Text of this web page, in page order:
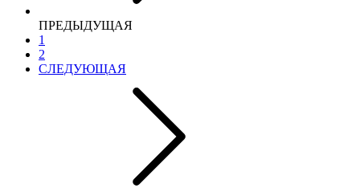
ПРЕДЫДУЩАЯ
1
2
СЛЕДУЮЩАЯ